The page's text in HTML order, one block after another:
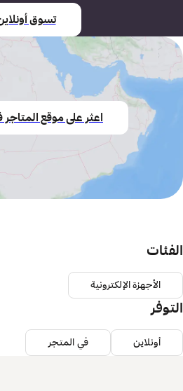
تسوق
اعثر على موقع
الفئات
الأجهزة الإلكترونية
التوفر
أونلاين في المتجر